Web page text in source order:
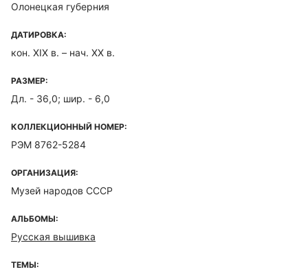
Олонецкая губерния
ДАТИРОВКА:
кон. XIX в. – нач. XX в.
РАЗМЕР:
Дл. - 36,0; шир. - 6,0
КОЛЛЕКЦИОННЫЙ НОМЕР:
РЭМ 8762-5284
ОРГАНИЗАЦИЯ:
Музей народов СССР
АЛЬБОМЫ:
Русская вышивка
ТЕМЫ: